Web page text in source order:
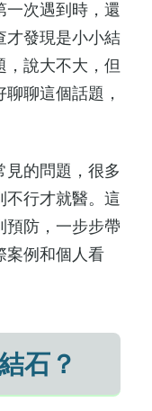
一次遇到時，還
才發現是小小結
，說大不大，但
聊這個話題，
見的問題，很多
不行才就醫。這
預防，一步步帶
案例和個人看
石？